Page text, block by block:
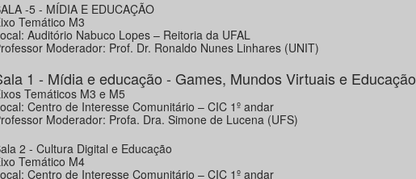
-5 - MÍDIA E EDUCAÇÃO
Temático M3
Auditório Nabuco Lopes – Reitoria da UFAL
Moderador: Prof. Dr. Ronaldo Nunes Linhares (UNIT)
1 - Mídia e educação - Games, Mundos Virtuais e Educação
Temáticos M3 e M5
Centro de Interesse Comunitário – CIC 1º andar
Moderador: Profa. Dra. Simone de Lucena (UFS)
2 - Cultura Digital e Educação
Temático M4
Centro de Interesse Comunitário – CIC 1º andar